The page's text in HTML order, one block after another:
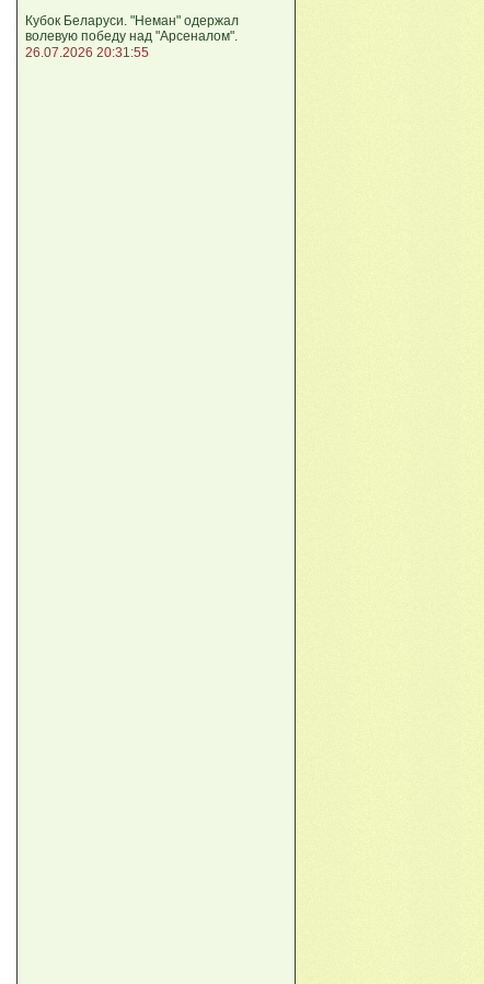
Кубок Беларуси. "Неман" одержал
волевую победу над "Арсеналом".
26.07.2026 20:31:55